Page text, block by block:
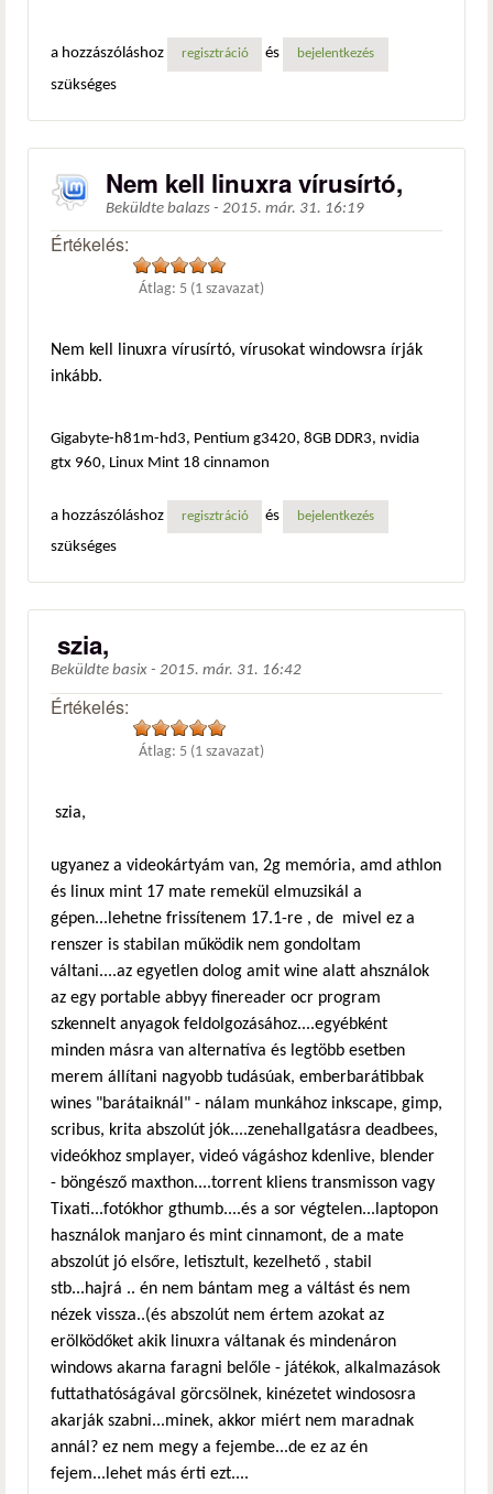
a hozzászóláshoz regisztráció és bejelentkezés
szükséges
Nem kell linuxra vírusírtó,
Beküldte balazs - 2015. már. 31. 16:19
Értékelés:
Átlag: 5 (1 szavazat)
Nem kell linuxra vírusírtó, vírusokat windowsra írják
inkább.
Gigabyte-h81m-hd3, Pentium g3420, 8GB DDR3, nvidia
gtx 960, Linux Mint 18 cinnamon
a hozzászóláshoz regisztráció és bejelentkezés
szükséges
szia,
Beküldte basix - 2015. már. 31. 16:42
Értékelés:
Átlag: 5 (1 szavazat)
szia,
ugyanez a videokártyám van, 2g memória, amd athlon
és linux mint 17 mate remekül elmuzsikál a
gépen...lehetne frissítenem 17.1-re , de mivel ez a
renszer is stabilan működik nem gondoltam
váltani....az egyetlen dolog amit wine alatt ahsználok
az egy portable abbyy finereader ocr program
szkennelt anyagok feldolgozásához....egyébként
minden másra van alternatíva és legtöbb esetben
merem állítani nagyobb tudásúak, emberbarátibbak
wines "barátaiknál" - nálam munkához inkscape, gimp,
scribus, krita abszolút jók....zenehallgatásra deadbees,
videókhoz smplayer, videó vágáshoz kdenlive, blender
- böngésző maxthon....torrent kliens transmisson vagy
Tixati...fotókhor gthumb....és a sor végtelen...laptopon
használok manjaro és mint cinnamont, de a mate
abszolút jó elsőre, letisztult, kezelhető , stabil
stb...hajrá .. én nem bántam meg a váltást és nem
nézek vissza..(és abszolút nem értem azokat az
erölködőket akik linuxra váltanak és mindenáron
windows akarna faragni belőle - játékok, alkalmazások
futtathatóságával görcsölnek, kinézetet windososra
akarják szabni...minek, akkor miért nem maradnak
annál? ez nem megy a fejembe...de ez az én
fejem...lehet más érti ezt....